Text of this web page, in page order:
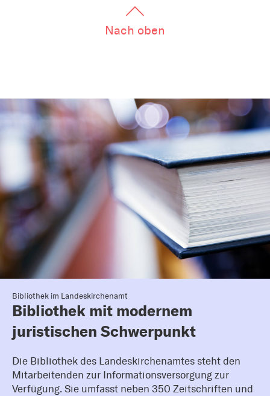
Nach oben
Bibliothek im Landeskirchenamt
Bibliothek mit modernem
juristischen Schwerpunkt
Die Bibliothek des Landeskirchenamtes steht den
Mitarbeitenden zur Informationsversorgung zur
Verfügung. Sie umfasst neben 350 Zeitschriften und